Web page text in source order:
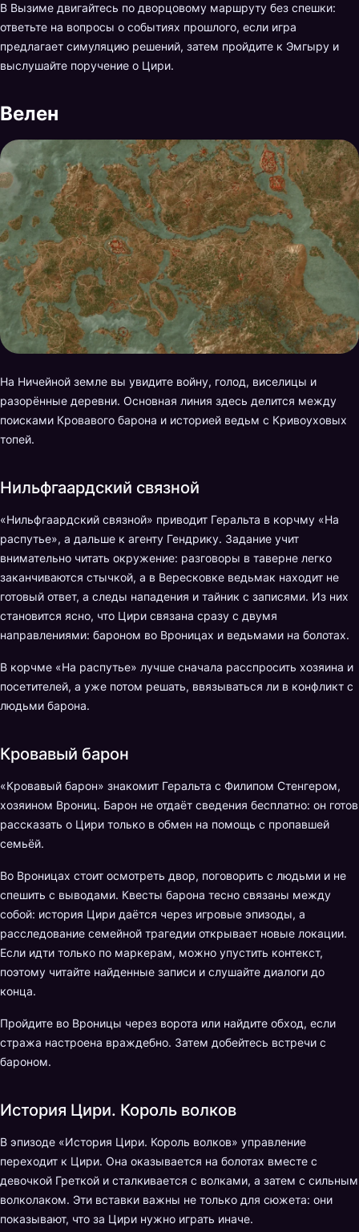
В Вызиме двигайтесь по дворцовому маршруту без спешки:
ответьте на вопросы о событиях прошлого, если игра
предлагает симуляцию решений, затем пройдите к Эмгыру и
выслушайте поручение о Цири.
Велен
На Ничейной земле вы увидите войну, голод, виселицы и
разорённые деревни. Основная линия здесь делится между
поисками Кровавого барона и историей ведьм с Кривоуховых
топей.
Нильфгаардский связной
«Нильфгаардский связной» приводит Геральта в корчму «На
распутье», а дальше к агенту Гендрику. Задание учит
внимательно читать окружение: разговоры в таверне легко
заканчиваются стычкой, а в Вересковке ведьмак находит не
готовый ответ, а следы нападения и тайник с записями. Из них
становится ясно, что Цири связана сразу с двумя
направлениями: бароном во Вроницах и ведьмами на болотах.
В корчме «На распутье» лучше сначала расспросить хозяина и
посетителей, а уже потом решать, ввязываться ли в конфликт с
людьми барона.
Кровавый барон
«Кровавый барон» знакомит Геральта с Филипом Стенгером,
хозяином Врониц. Барон не отдаёт сведения бесплатно: он готов
рассказать о Цири только в обмен на помощь с пропавшей
семьёй.
Во Вроницах стоит осмотреть двор, поговорить с людьми и не
спешить с выводами. Квесты барона тесно связаны между
собой: история Цири даётся через игровые эпизоды, а
расследование семейной трагедии открывает новые локации.
Если идти только по маркерам, можно упустить контекст,
поэтому читайте найденные записи и слушайте диалоги до
конца.
Пройдите во Вроницы через ворота или найдите обход, если
стража настроена враждебно. Затем добейтесь встречи с
бароном.
История Цири. Король волков
В эпизоде «История Цири. Король волков» управление
переходит к Цири. Она оказывается на болотах вместе с
девочкой Греткой и сталкивается с волками, а затем с сильным
волколаком. Эти вставки важны не только для сюжета: они
показывают, что за Цири нужно играть иначе.